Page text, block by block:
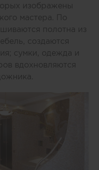
изображены
мастера. По
полотна из
создаются
сумки, одежда и
вдохновляются